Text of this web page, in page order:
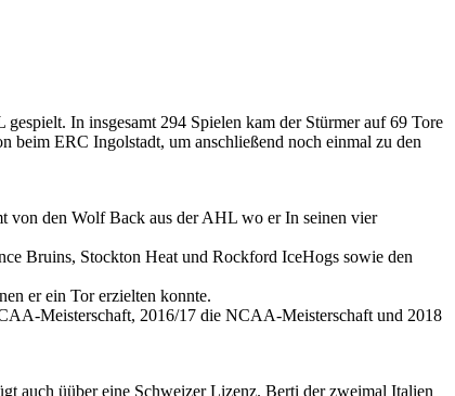
In insgesamt 294 Spielen kam der Stürmer auf 69 Tore
beim ERC Ingolstadt, um anschließend noch einmal zu den
von den Wolf Back aus der AHL wo er In seinen vier
Bruins, Stockton Heat und Rockford IceHogs sowie den
er ein Tor erzielten konnte.
Meisterschaft, 2016/17 die NCAA-Meisterschaft und 2018
auch üüber eine Schweizer Lizenz. Berti der zweimal Italien